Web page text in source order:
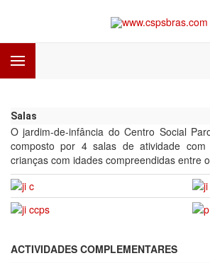
Salas
O jardim-de-infância do Centro Social
composto por 4 salas de atividade
crianças com idades compreendidas entre
ACTIVIDADES COMPLEMENTARES